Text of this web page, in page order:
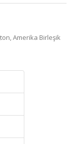
Amerika Birleşik